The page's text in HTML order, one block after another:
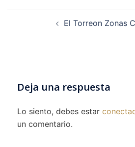
Navegación
entradas
El Torreon Zonas
Deja una respuesta
Lo siento, debes estar
un comentario.